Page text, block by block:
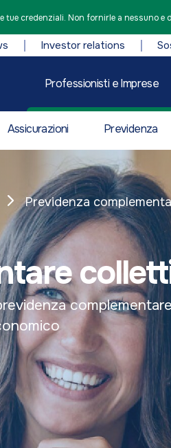
credenziali. Non fornirle a nessuno e
Investor relations
Professionisti e Imprese
Assicurazioni Previdenza
Previdenza